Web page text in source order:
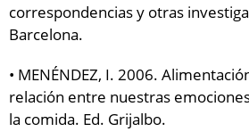
correspondencias y otras
Barcelona.
• MENÉNDEZ, I. 2006.
relación entre nuestras
la comida. Ed. Grijalbo.